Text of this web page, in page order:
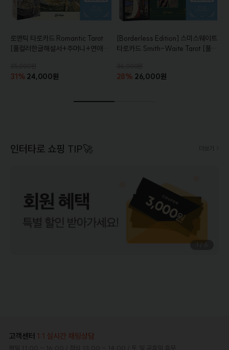
로맨틱 타로카드 Romantic Tarot
[풀컬러한글해설서+주머니+연애운
31% 24,000원
[Borderless Edition] 스미스웨이트
타로카드 Smith-Waite Tarot [풀컬
28% 26,000원
인터타로 쇼핑 TIP🚀 더보기
1 / 6
고객센터 1:1 실시간 채팅상담
평일 11:00 ~ 16:00 / 점심 13:00 ~ 14:00 / 토,일 공휴일 휴무